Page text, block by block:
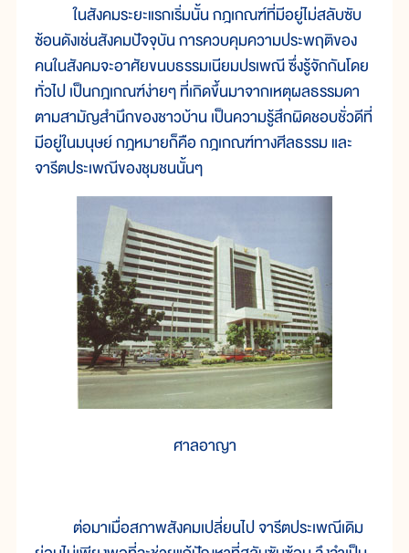
ในสังคมระยะแรกเริ่มนั้น กฎเกณฑ์ที่มีอยู่ไม่สลับซับ
ซ้อนดังเช่นสังคมปัจจุบัน การควบคุมความประพฤติของ
คนในสังคมจะอาศัยขนบธรรมเนียมปรเพณี ซึ่งรู้จักกันโดย
ทั่วไป เป็นกฎเกณฑ์ง่ายๆ ที่เกิดขึ้นมาจากเหตุผลธรรมดา
ตามสามัญสำนึกของชาวบ้าน เป็นความรู้สึกผิดชอบชั่วดีที่
มีอยู่ในมนุษย์ กฎหมายก็คือ กฎเกณฑ์ทางศีลธรรม และ
จารีตประเพณีของชุมชนนั้นๆ
ศาลอาญา
ต่อมาเมื่อสภาพสังคมเปลี่ยนไป จารีตประเพณีเดิม